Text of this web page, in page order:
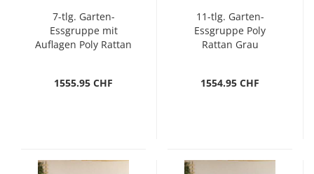
7-tlg. Garten-
Essgruppe mit
Auflagen Poly Rattan
1555.95 CHF
11-tlg. Garten-
Essgruppe Poly
Rattan Grau
1554.95 CHF